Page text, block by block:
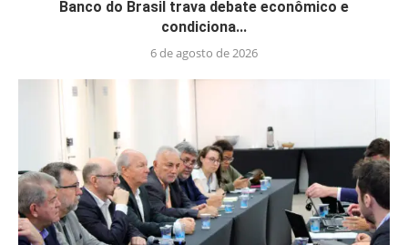
Banco do Brasil trava debate econômico e
condiciona...
6 de agosto de 2026